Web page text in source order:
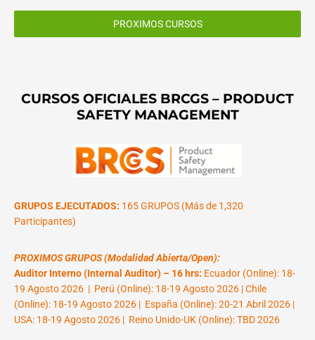
PROXIMOS CURSOS
CURSOS OFICIALES BRCGS – PRODUCT
SAFETY MANAGEMENT
GRUPOS EJECUTADOS: 165 GRUPOS (Más de 1,320
Participantes)
PROXIMOS GRUPOS (Modalidad Abierta/Open):
Auditor Interno (Internal Auditor) – 16 hrs: Ecuador (Online): 18-
19 Agosto 2026 | Perú (Online): 18-19 Agosto 2026 | Chile
(Online): 18-19 Agosto 2026 | España (Online): 20-21 Abril 2026 |
USA: 18-19 Agosto 2026 | Reino Unido-UK (Online): TBD 2026